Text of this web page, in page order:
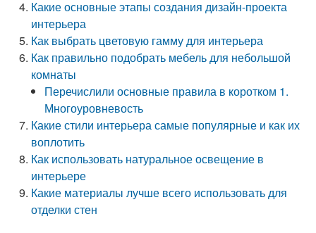
Какие основные этапы создания дизайн-проекта
интерьера
Как выбрать цветовую гамму для интерьера
Как правильно подобрать мебель для небольшой
комнаты
Перечислили основные правила в коротком 1.
Многоуровневость
Какие стили интерьера самые популярные и как их
воплотить
Как использовать натуральное освещение в
интерьере
Какие материалы лучше всего использовать для
отделки стен